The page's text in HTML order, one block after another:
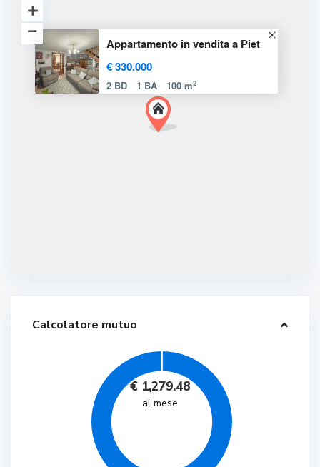
Appartamento in vendita a Piet
€ 330.000
2 BD 1 BA 100 m2
Calcolatore mutuo
€ 1,279.48
al mese